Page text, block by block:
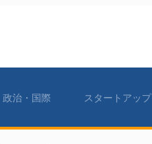
政治・国際 スタートアップ